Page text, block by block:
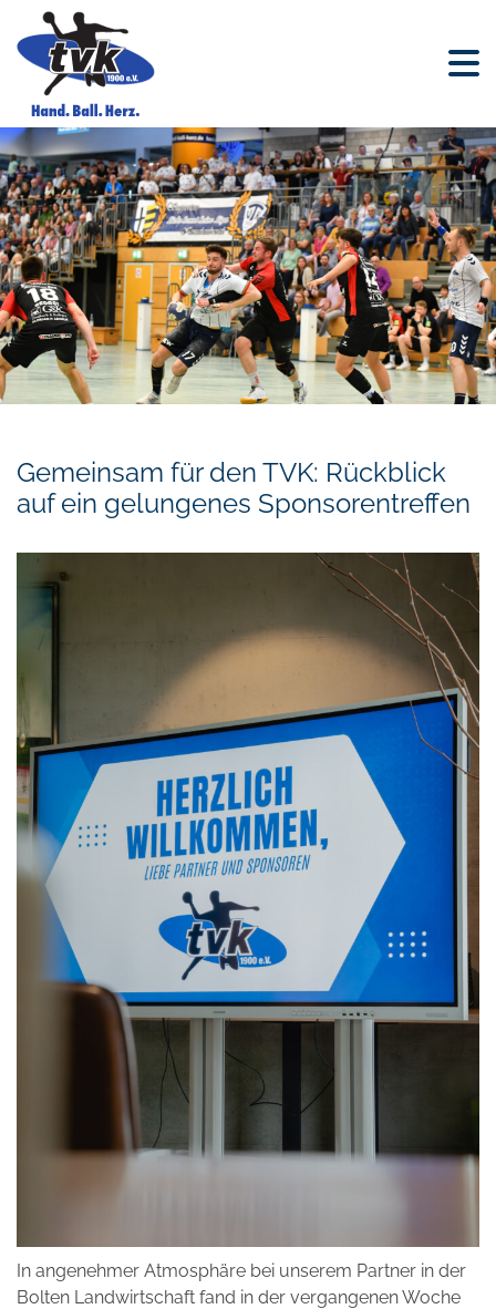
Gemeinsam für den TVK: Rückblick
auf ein gelungenes Sponsorentreffen
In angenehmer Atmosphäre bei unserem Partner in der
Bolten Landwirtschaft fand in der vergangenen Woche